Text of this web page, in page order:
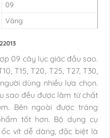
09
Vàng
09 cây lục giác đầu sao.
T15, T20, T25, T27, T30,
dùng nhiều lựa chọn.
sao đều được làm từ chất
Bên ngoài được tráng
tốt hơn. Bộ dụng cụ
vít dễ dàng, đặc biệt là